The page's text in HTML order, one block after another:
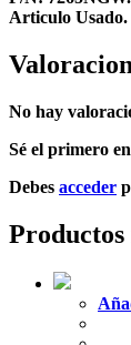
Articulo Usado.
No hay
Sé el primero
Debes acceder